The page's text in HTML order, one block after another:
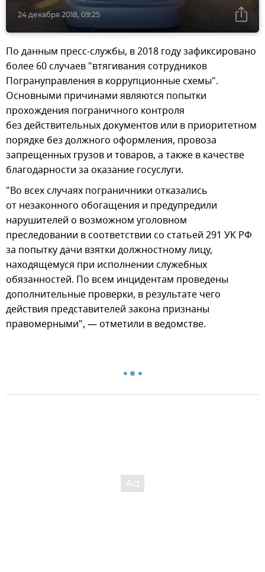
24 декабря 2018, 09:25
По данным пресс-службы, в 2018 году зафиксировано
более 60 случаев "втягивания сотрудников
Погрануправления в коррупционные схемы".
Основными причинами являются попытки
прохождения пограничного контроля
без действительных документов или в приоритетном
порядке без должного оформления, провоза
запрещенных грузов и товаров, а также в качестве
благодарности за оказание госуслуги.
"Во всех случаях пограничники отказались
от незаконного обогащения и предупредили
нарушителей о возможном уголовном
преследовании в соответствии со статьей 291 УК РФ
за попытку дачи взятки должностному лицу,
находящемуся при исполнении служебных
обязанностей. По всем инцидентам проведены
дополнительные проверки, в результате чего
действия представителей закона признаны
правомерными", — отметили в ведомстве.